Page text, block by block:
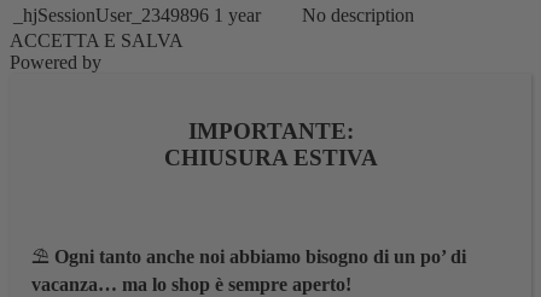
_hjSessionUser_2349896 1 year
No description
ACCETTA E SALVA
Powered by
IMPORTANTE:
CHIUSURA ESTIVA
⛱️ Ogni tanto anche noi abbiamo bisogno di un po’ di
vacanza… ma lo shop è sempre aperto!